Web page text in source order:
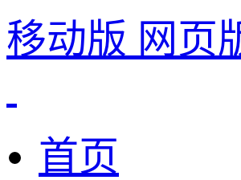
移动版 网页
首页